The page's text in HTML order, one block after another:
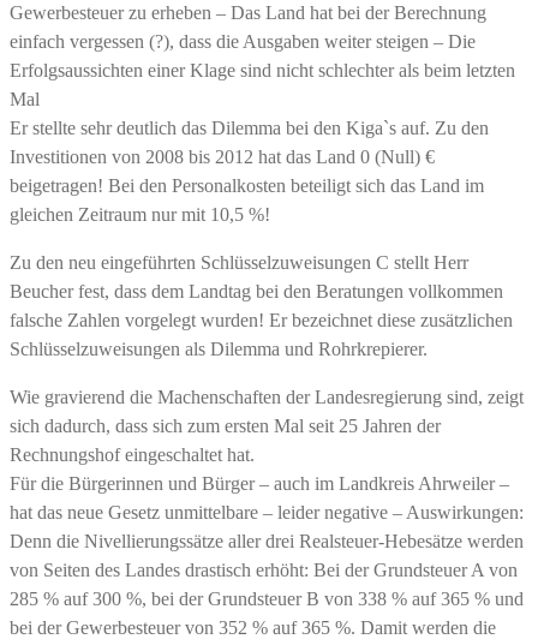
Gewerbesteuer zu erheben – Das Land hat bei der Berechnung
einfach vergessen (?), dass die Ausgaben weiter steigen – Die
Erfolgsaussichten einer Klage sind nicht schlechter als beim letzten
Mal
Er stellte sehr deutlich das Dilemma bei den Kiga`s auf. Zu den
Investitionen von 2008 bis 2012 hat das Land 0 (Null) €
beigetragen! Bei den Personalkosten beteiligt sich das Land im
gleichen Zeitraum nur mit 10,5 %!
Zu den neu eingeführten Schlüsselzuweisungen C stellt Herr
Beucher fest, dass dem Landtag bei den Beratungen vollkommen
falsche Zahlen vorgelegt wurden! Er bezeichnet diese zusätzlichen
Schlüsselzuweisungen als Dilemma und Rohrkrepierer.
Wie gravierend die Machenschaften der Landesregierung sind, zeigt
sich dadurch, dass sich zum ersten Mal seit 25 Jahren der
Rechnungshof eingeschaltet hat.
Für die Bürgerinnen und Bürger – auch im Landkreis Ahrweiler –
hat das neue Gesetz unmittelbare – leider negative – Auswirkungen:
Denn die Nivellierungssätze aller drei Realsteuer-Hebesätze werden
von Seiten des Landes drastisch erhöht: Bei der Grundsteuer A von
285 % auf 300 %, bei der Grundsteuer B von 338 % auf 365 % und
bei der Gewerbesteuer von 352 % auf 365 %. Damit werden die